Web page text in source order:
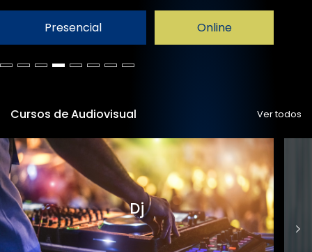
Presencial Online
Cursos de Audiovisual Ver todos
Dj